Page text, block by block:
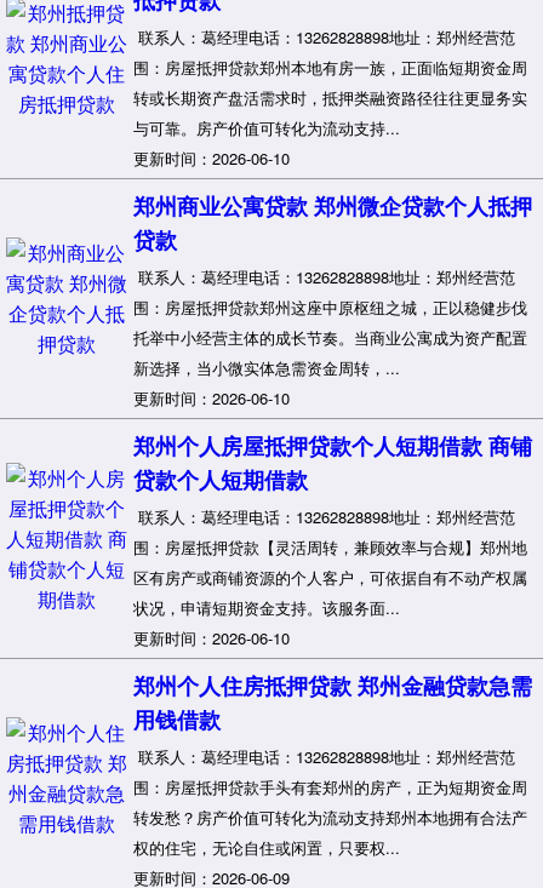
联系人：葛经理电话：13262828898地址：郑州经营范
围：房屋抵押贷款郑州本地有房一族，正面临短期资金周
转或长期资产盘活需求时，抵押类融资路径往往更显务实
与可靠。房产价值可转化为流动支持...
更新时间：2026-06-10
郑州商业公寓贷款 郑州微企贷款个人抵押
贷款
联系人：葛经理电话：13262828898地址：郑州经营范
围：房屋抵押贷款郑州这座中原枢纽之城，正以稳健步伐
托举中小经营主体的成长节奏。当商业公寓成为资产配置
新选择，当小微实体急需资金周转，...
更新时间：2026-06-10
郑州个人房屋抵押贷款个人短期借款 商铺
贷款个人短期借款
联系人：葛经理电话：13262828898地址：郑州经营范
围：房屋抵押贷款【灵活周转，兼顾效率与合规】郑州地
区有房产或商铺资源的个人客户，可依据自有不动产权属
状况，申请短期资金支持。该服务面...
更新时间：2026-06-10
郑州个人住房抵押贷款 郑州金融贷款急需
用钱借款
联系人：葛经理电话：13262828898地址：郑州经营范
围：房屋抵押贷款手头有套郑州的房产，正为短期资金周
转发愁？房产价值可转化为流动支持郑州本地拥有合法产
权的住宅，无论自住或闲置，只要权...
更新时间：2026-06-09